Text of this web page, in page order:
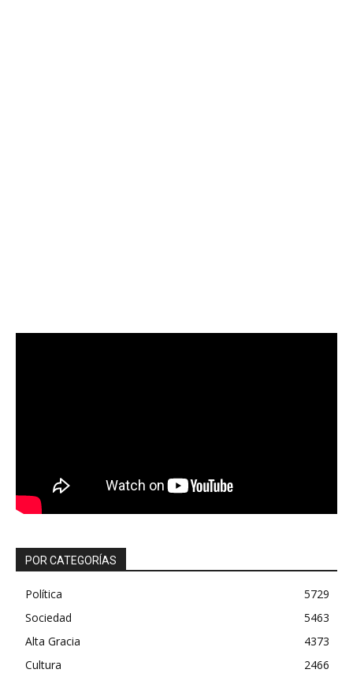
POR CATEGORÍAS
Política
5729
Sociedad
5463
Alta Gracia
4373
Cultura
2466